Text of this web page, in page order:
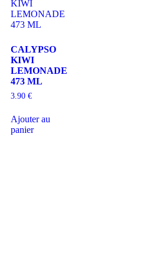
CALYPSO
KIWI
LEMONADE
473 ML
3.90 €
Ajouter au
panier